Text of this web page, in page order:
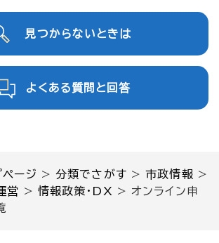
ページ >分類でさがす >市政情報 >
営 > 情報政策・DX > オンライン申
見つからないときは
よくある質問と回答